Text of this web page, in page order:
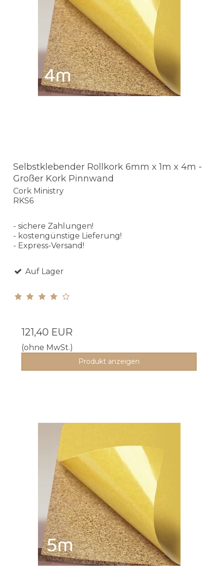
Selbstklebender Rollkork 6mm x 1m x 4m -
Großer Kork Pinnwand
Cork Ministry
RKS6
- sichere Zahlungen!
- kostengünstige Lieferung!
- Express-Versand!
Auf Lager
121,40 EUR
(ohne MwSt.)
Produkt anzeigen